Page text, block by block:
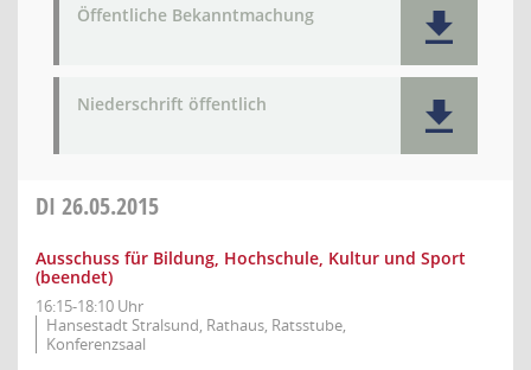
Öffentliche Bekanntmachung
Niederschrift öffentlich
DI 26.05.2015
Ausschuss für Bildung, Hochschule, Kultur und Sport
(beendet)
16:15-18:10 Uhr
Hansestadt Stralsund, Rathaus, Ratsstube,
Konferenzsaal